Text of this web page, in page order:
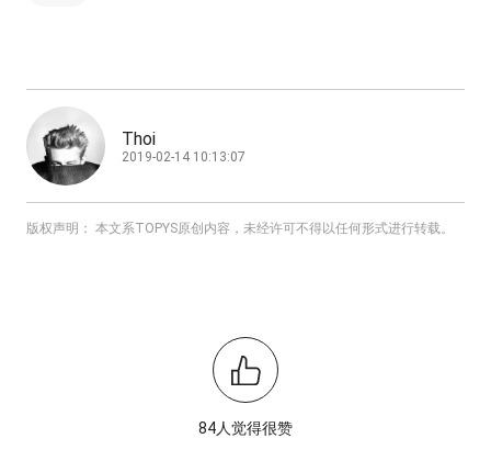
Thoi
2019-02-14 10:13:07
版权声明： 本文系TOPYS原创内容，未经许可不得以任何形式进行转载。
84人觉得很赞